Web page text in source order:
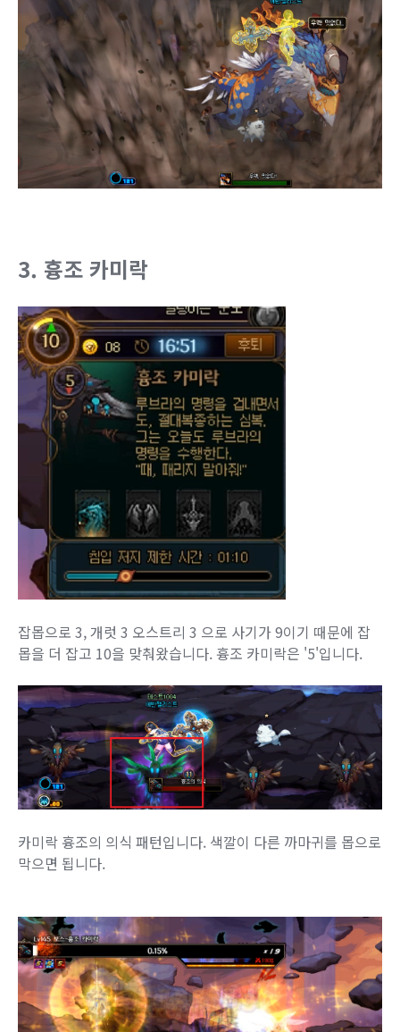
3. 흉조 카미락
잡몹으로 3, 개럿 3 오스트리 3 으로 사기가 9이기 때문에 잡
몹을 더 잡고 10을 맞춰왔습니다. 흉조 카미락은 '5'입니다.
카미락 흉조의 의식 패턴입니다. 색깔이 다른 까마귀를 몹으로
막으면 됩니다.